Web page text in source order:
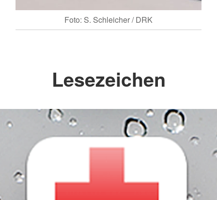
Foto: S. Schleicher / DRK
Lesezeichen